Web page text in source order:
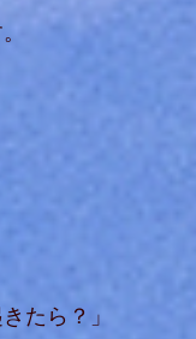
たら？」